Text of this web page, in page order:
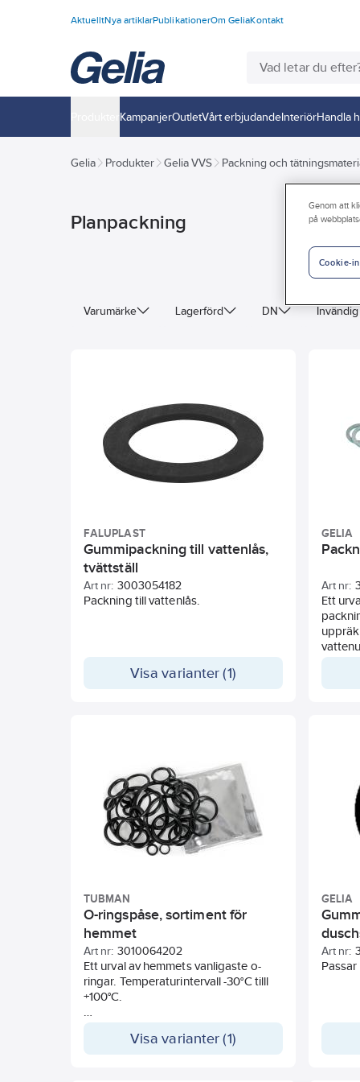
AktuelltNya artiklarPublikationerOm GeliaKontakt
KampanjerOutletVårt erbjudandeInteriörHandla
Gelia Produkter Gelia VVS Packning och
Planpackning
Varumärke Lagerförd DN
FALUPLAST
Gummipackning till vattenlås,
tvättställ
Art nr: 3003054182
Packning till vattenlås.
Visa varianter (1)
GELIA
Art nr:
Ett
2 st
2 st
2 st
2 st
2 st
2 st
2 st
2 st
TUBMAN
O-ringspåse, sortiment för
hemmet
Art nr: 3010064202
Ett urval av hemmets vanligaste o-
ringar. Temperaturintervall -30°C tilll
+100°C.
2 st 5,00x2,00 mm
Visa varianter (1)
GELIA
Art nr:
Genom att
på
Cookie-